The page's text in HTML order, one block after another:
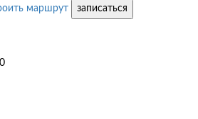
маршрут
записаться